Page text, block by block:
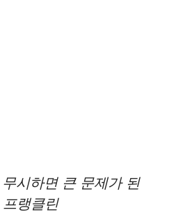
시하면 큰 문제가 된
프랭클린